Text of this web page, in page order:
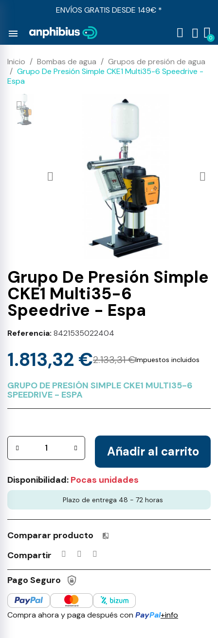
ENVÍOS GRATIS DESDE 149€ *
menu
Inicio Bombas de agua
Grupos de presión de agua
Grupo De Presión Simple CKE1 Multi35-6 Speedrive -
Espa
Grupo De Presión Simple
CKE1 Multi35-6
Speedrive - Espa
Referencia 8421535022404
2.133,31 €
1.813,32 € Impuestos incluidos
GRUPO DE PRESIÓN SIMPLE CKE1 MULTI35-6
SPEEDRIVE - ESPA
Añadir al carrito
Disponibilidad: Pocas unidades
Plazo de entrega 48 - 72 horas
Comparar producto Productos incluidos en tu lista
Compartir
Pago Seguro
Compra ahora y paga después con PayPal+info